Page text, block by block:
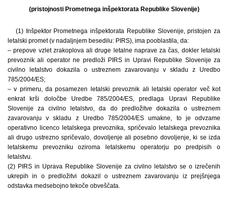
(pristojnosti Prometnega inšpektorata Republike Slovenije)
(1) Inšpektor Prometnega inšpektorata Republike Slovenije, pristojen za
letalski promet (v nadaljnjem besedilu: PIRS), ima pooblastila, da:
– prepove vzlet zrakoplova ali druge letalne naprave za čas, dokler letalski
prevoznik ali operator ne predloži PIRS in Upravi Republike Slovenije za
civilno letalstvo dokazila o ustreznem zavarovanju v skladu z Uredbo
785/2004/ES;
– v primeru, da posamezen letalski prevoznik ali letalski operator več kot
enkrat krši določbe Uredbe 785/2004/ES, predlaga Upravi Republike
Slovenije za civilno letalstvo, da do predložitve dokazila o ustreznem
zavarovanju v skladu z Uredbo 785/2004/ES umakne, to je odvzame
operativno licenco letalskega prevoznika, spričevalo letalskega prevoznika
ali drugo ustrezno spričevalo, dovoljenje ali posebno dovoljenje, ki se izda
letalskemu prevozniku oziroma letalskemu operatorju po predpisih o
letalstvu.
(2) PIRS in Uprava Republike Slovenije za civilno letalstvo se o izrečenih
ukrepih in o predložitvi dokazil o ustreznem zavarovanju iz prejšnjega
odstavka medsebojno tekoče obveščata.